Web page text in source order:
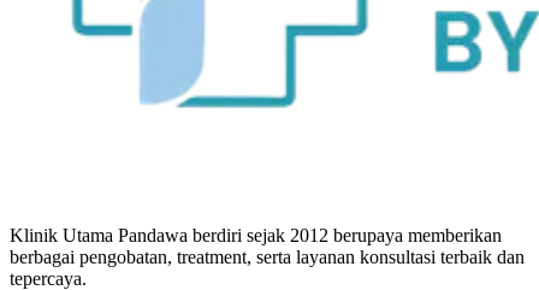
Klinik Utama Pandawa berdiri sejak 2012 berupaya memberikan
berbagai pengobatan, treatment, serta layanan konsultasi terbaik dan
tepercaya.